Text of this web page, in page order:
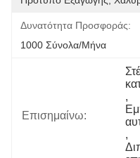
Δυνατότητα Προσφοράς:
1000 Σύνολα/μήνα
Επισημαίνω:
,
,